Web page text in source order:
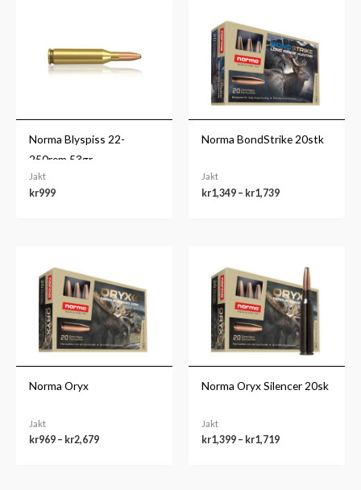
Norma Blyspiss 22-
250rem 53gr
Jakt
kr999
Norma BondStrike 20stk
Jakt
kr1,349 – kr1,739
kr1,739
Norma Oryx
Jakt
kr969 – kr2,679
til
kr2,679
Norma Oryx Silencer 20sk
Jakt
kr1,399 – kr1,719
kr1,719